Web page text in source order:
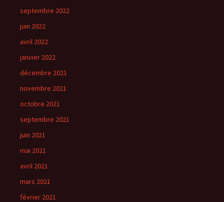
septembre 2022
juin 2022
avril 2022
janvier 2022
décembre 2021
novembre 2021
octobre 2021
septembre 2021
juin 2021
mai 2021
avril 2021
mars 2021
février 2021